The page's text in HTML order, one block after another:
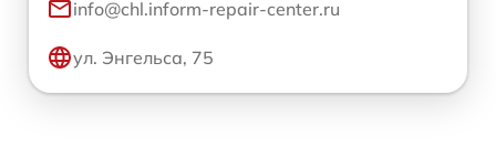
info@chl.inform-repair-center.ru
ул. Энгельса, 75